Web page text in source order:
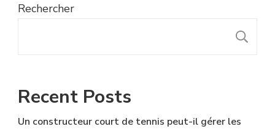
Rechercher
Recent Posts
Un constructeur court de tennis peut-il gérer les